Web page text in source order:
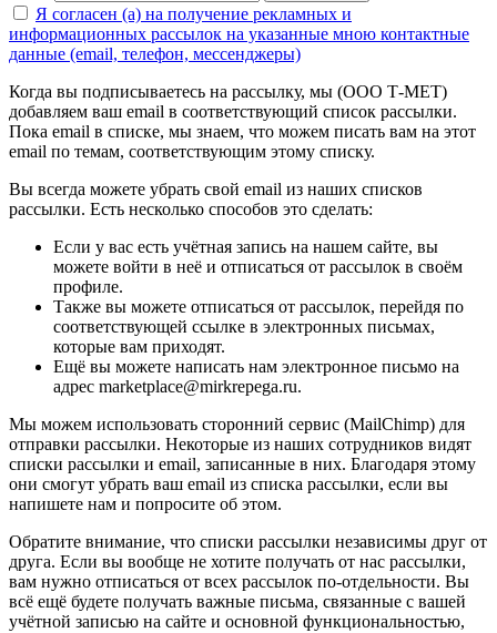
Я согласен (а) на получение рекламных и
информационных рассылок на указанные мною контактные
данные (email, телефон, мессенджеры)
Когда вы подписываетесь на рассылку, мы (ООО Т-МЕТ)
добавляем ваш email в соответствующий список рассылки.
Пока email в списке, мы знаем, что можем писать вам на этот
email по темам, соответствующим этому списку.
Вы всегда можете убрать свой email из наших списков
рассылки. Есть несколько способов это сделать:
Если у вас есть учётная запись на нашем сайте, вы
можете войти в неё и отписаться от рассылок в своём
профиле.
Также вы можете отписаться от рассылок, перейдя по
соответствующей ссылке в электронных письмах,
которые вам приходят.
Ещё вы можете написать нам электронное письмо на
адрес marketplace@mirkrepega.ru.
Мы можем использовать сторонний сервис (MailChimp) для
отправки рассылки. Некоторые из наших сотрудников видят
списки рассылки и email, записанные в них. Благодаря этому
они смогут убрать ваш email из списка рассылки, если вы
напишете нам и попросите об этом.
Обратите внимание, что списки рассылки независимы друг от
друга. Если вы вообще не хотите получать от нас рассылки,
вам нужно отписаться от всех рассылок по-отдельности. Вы
всё ещё будете получать важные письма, связанные с вашей
учётной записью на сайте и основной функциональностью,